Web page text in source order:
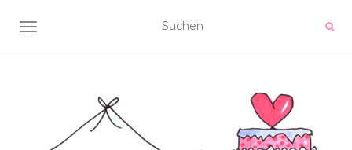
NAVIGATION UMSCHALTEN